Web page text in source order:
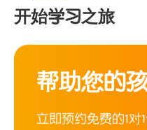
开始学习之旅
帮助您的
立即预约免费的1对